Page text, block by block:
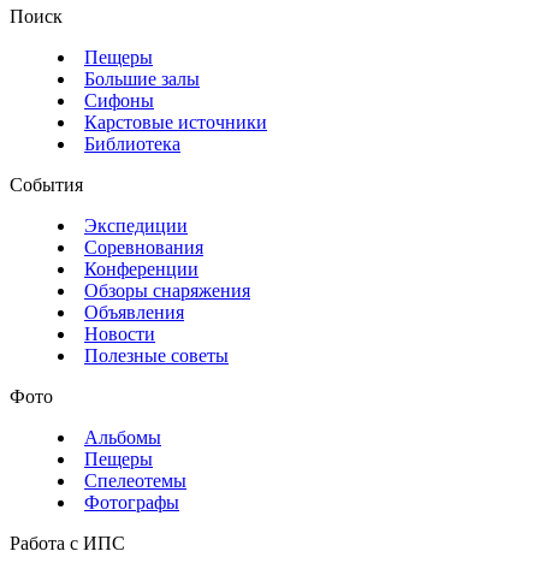
Поиск
Пещеры
Большие залы
Сифоны
Карстовые источники
Библиотека
События
Экспедиции
Соревнования
Конференции
Обзоры снаряжения
Объявления
Новости
Полезные советы
Фото
Альбомы
Пещеры
Спелеотемы
Фотографы
Работа с ИПС